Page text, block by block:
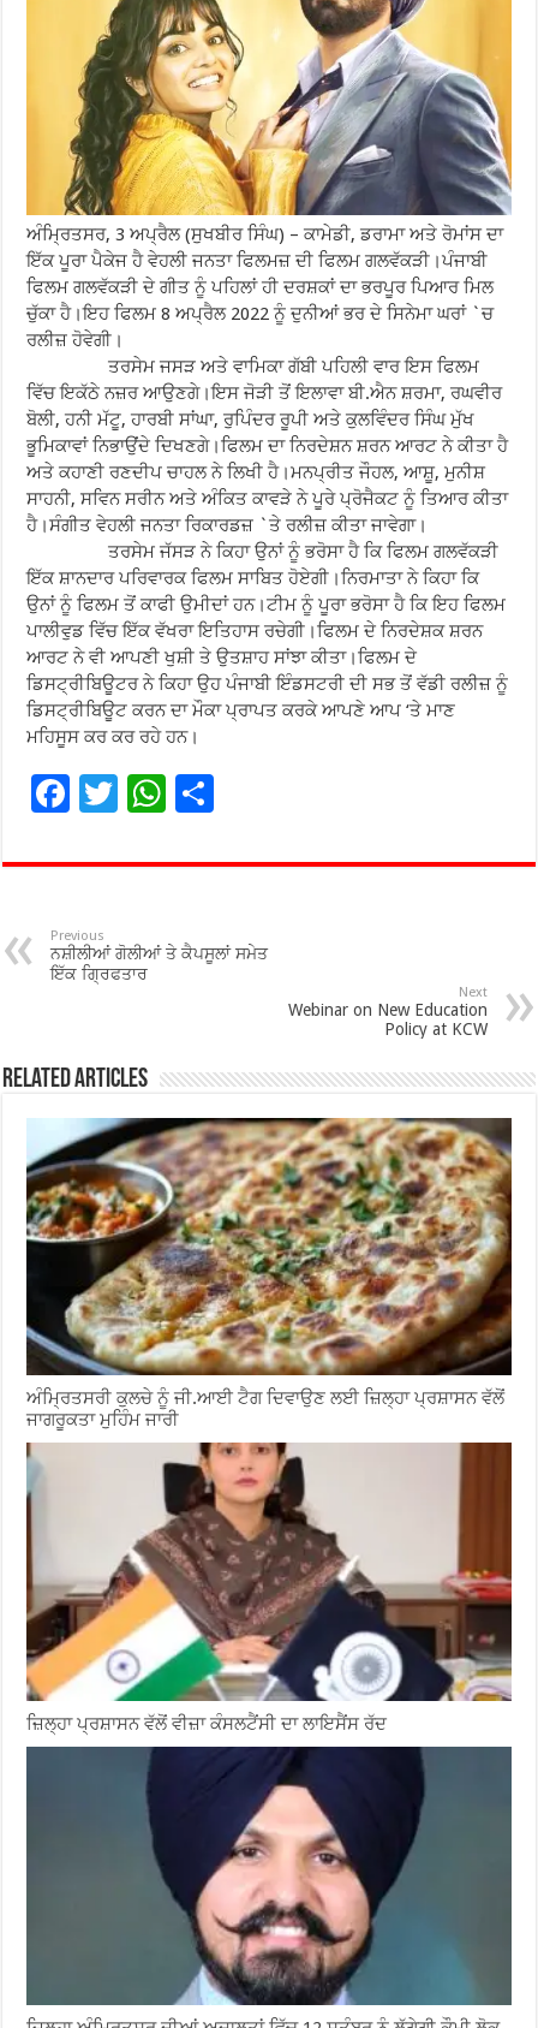
ਅੰਮ੍ਰਿਤਸਰ, 3 ਅਪ੍ਰੈਲ (ਸੁਖਬੀਰ ਸਿੰਘ) – ਕਾਮੇਡੀ, ਡਰਾਮਾ ਅਤੇ ਰੋਮਾਂਸ ਦਾ
ਇੱਕ ਪੂਰਾ ਪੈਕੇਜ ਹੈ ਵੇਹਲੀ ਜਨਤਾ ਫਿਲਮਜ਼ ਦੀ ਫਿਲਮ ਗਲਵੱਕੜੀ।ਪੰਜਾਬੀ
ਫਿਲਮ ਗਲਵੱਕੜੀ ਦੇ ਗੀਤ ਨੂੰ ਪਹਿਲਾਂ ਹੀ ਦਰਸ਼ਕਾਂ ਦਾ ਭਰਪੂਰ ਪਿਆਰ ਮਿਲ
ਚੁੱਕਾ ਹੈ।ਇਹ ਫਿਲਮ 8 ਅਪ੍ਰੈਲ 2022 ਨੂੰ ਦੁਨੀਆਂ ਭਰ ਦੇ ਸਿਨੇਮਾ ਘਰਾਂ `ਚ
ਰਲੀਜ਼ ਹੋਵੇਗੀ।
ਤਰਸੇਮ ਜਸੜ ਅਤੇ ਵਾਮਿਕਾ ਗੱਬੀ ਪਹਿਲੀ ਵਾਰ ਇਸ ਫਿਲਮ
ਵਿੱਚ ਇਕੱਠੇ ਨਜ਼ਰ ਆਉਣਗੇ।ਇਸ ਜੋੜੀ ਤੋਂ ਇਲਾਵਾ ਬੀ.ਐਨ ਸ਼ਰਮਾ, ਰਘਵੀਰ
ਬੋਲੀ, ਹਨੀ ਮੱਟੂ, ਹਾਰਬੀ ਸਾਂਘਾ, ਰੁਪਿੰਦਰ ਰੂਪੀ ਅਤੇ ਕੁਲਵਿੰਦਰ ਸਿੰਘ ਮੁੱਖ
ਭੂਮਿਕਾਵਾਂ ਨਿਭਾਉਂਦੇ ਦਿਖਣਗੇ।ਫਿਲਮ ਦਾ ਨਿਰਦੇਸ਼ਨ ਸ਼ਰਨ ਆਰਟ ਨੇ ਕੀਤਾ ਹੈ
ਅਤੇ ਕਹਾਣੀ ਰਣਦੀਪ ਚਾਹਲ ਨੇ ਲਿਖੀ ਹੈ।ਮਨਪ੍ਰੀਤ ਜੌਹਲ, ਆਸ਼ੂ, ਮੁਨੀਸ਼
ਸਾਹਨੀ, ਸਵਿਨ ਸਰੀਨ ਅਤੇ ਅੰਕਿਤ ਕਾਵੜੇ ਨੇ ਪੂਰੇ ਪ੍ਰੋਜੈਕਟ ਨੂੰ ਤਿਆਰ ਕੀਤਾ
ਹੈ।ਸੰਗੀਤ ਵੇਹਲੀ ਜਨਤਾ ਰਿਕਾਰਡਜ਼ `ਤੇ ਰਲੀਜ਼ ਕੀਤਾ ਜਾਵੇਗਾ।
ਤਰਸੇਮ ਜੱਸੜ ਨੇ ਕਿਹਾ ਉਨਾਂ ਨੂੰ ਭਰੋਸਾ ਹੈ ਕਿ ਫਿਲਮ ਗਲਵੱਕੜੀ
ਇੱਕ ਸ਼ਾਨਦਾਰ ਪਰਿਵਾਰਕ ਫਿਲਮ ਸਾਬਿਤ ਹੋਏਗੀ।ਨਿਰਮਾਤਾ ਨੇ ਕਿਹਾ ਕਿ
ਉਨਾਂ ਨੂੰ ਫਿਲਮ ਤੋਂ ਕਾਫੀ ਉਮੀਦਾਂ ਹਨ।ਟੀਮ ਨੂੰ ਪੂਰਾ ਭਰੋਸਾ ਹੈ ਕਿ ਇਹ ਫਿਲਮ
ਪਾਲੀਵੁਡ ਵਿੱਚ ਇੱਕ ਵੱਖਰਾ ਇਤਿਹਾਸ ਰਚੇਗੀ।ਫਿਲਮ ਦੇ ਨਿਰਦੇਸ਼ਕ ਸ਼ਰਨ
ਆਰਟ ਨੇ ਵੀ ਆਪਣੀ ਖੁਸ਼ੀ ਤੇ ਉਤਸ਼ਾਹ ਸਾਂਝਾ ਕੀਤਾ।ਫਿਲਮ ਦੇ
ਡਿਸਟ੍ਰੀਬਿਊਟਰ ਨੇ ਕਿਹਾ ਉਹ ਪੰਜਾਬੀ ਇੰਡਸਟਰੀ ਦੀ ਸਭ ਤੋਂ ਵੱਡੀ ਰਲੀਜ਼ ਨੂੰ
ਡਿਸਟ੍ਰੀਬਿਊਟ ਕਰਨ ਦਾ ਮੌਕਾ ਪ੍ਰਾਪਤ ਕਰਕੇ ਆਪਣੇ ਆਪ ‘ਤੇ ਮਾਣ
ਮਹਿਸੂਸ ਕਰ ਕਰ ਰਹੇ ਹਨ।
F
e
o
o
T
tt
W
at
p
ar
Previous
ਨਸ਼ੀਲੀਆਂ ਗੋਲੀਆਂ ਤੇ ਕੈਪਸੂਲਾਂ ਸਮੇਤ
ਇੱਕ ਗ੍ਰਿਫਤਾਰ
Next
Webinar on New Education
Policy at KCW
Related Articles
ਅੰਮ੍ਰਿਤਸਰੀ ਕੁਲਚੇ ਨੂੰ ਜੀ.ਆਈ ਟੈਗ ਦਿਵਾਉਣ ਲਈ ਜ਼ਿਲ੍ਹਾ ਪ੍ਰਸ਼ਾਸਨ ਵੱਲੋਂ
ਜਾਗਰੂਕਤਾ ਮੁਹਿੰਮ ਜਾਰੀ
ਜ਼ਿਲ੍ਹਾ ਪ੍ਰਸ਼ਾਸਨ ਵੱਲੋਂ ਵੀਜ਼ਾ ਕੰਸਲਟੈਂਸੀ ਦਾ ਲਾਇਸੈਂਸ ਰੱਦ